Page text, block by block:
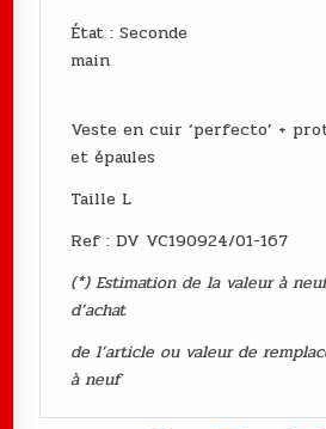
État : Seconde
Veste en cuir ‘perfecto’ +
et épaules
Taille L
Ref : DV VC190924/01-167
(*) Estimation de la valeur à
d’achat
de l’article ou valeur de
à neuf